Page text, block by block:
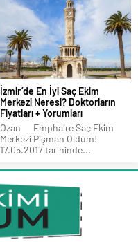
İzmir’de En İyi Saç Ekim
Merkezi Neresi? Doktorların
Fiyatları + Yorumları
Ozan Emphaire Saç Ekim
Merkezi Pişman Oldum!
17.05.2017 tarihinde...